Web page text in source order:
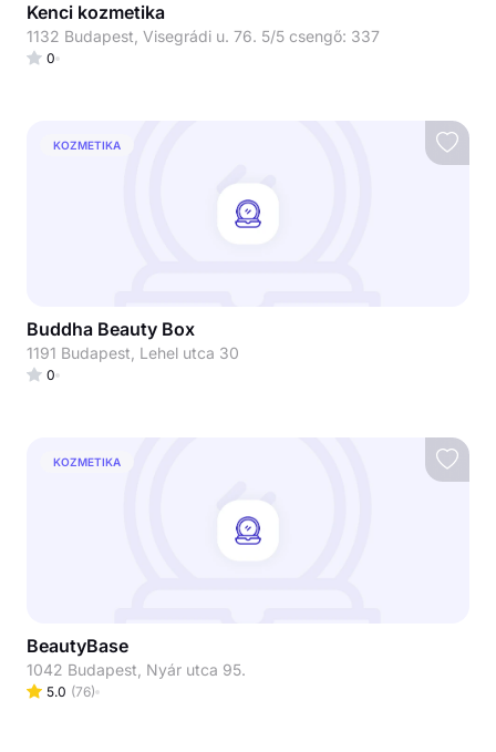
Kenci kozmetika
1132 Budapest, Visegrádi u. 76. 5/5 csengő: 337
0
KOZMETIKA
Buddha Beauty Box
1191 Budapest, Lehel utca 30
0
KOZMETIKA
BeautyBase
1042 Budapest, Nyár utca 95.
5.0 (76)